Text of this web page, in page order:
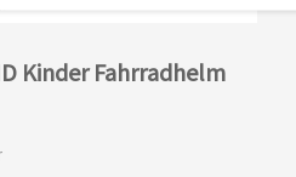
Kinder Fahrradhelm